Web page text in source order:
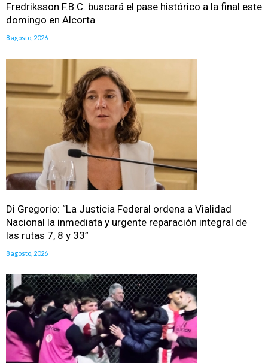
Fredriksson F.B.C. buscará el pase histórico a la final este
domingo en Alcorta
8 agosto, 2026
Di Gregorio: “La Justicia Federal ordena a Vialidad
Nacional la inmediata y urgente reparación integral de
las rutas 7, 8 y 33”
8 agosto, 2026